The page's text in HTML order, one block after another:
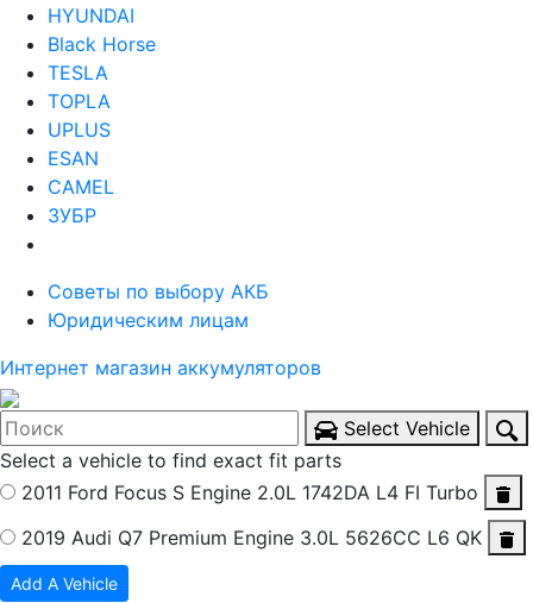
HYUNDAI
Black Horse
TESLA
TOPLA
UPLUS
ESAN
CAMEL
ЗУБР
Советы по выбору АКБ
Юридическим лицам
Интернет магазин аккумуляторов
Select Vehicle
Select a vehicle to find exact fit parts
2011 Ford Focus S Engine 2.0L 1742DA L4 FI Turbo
2019 Audi Q7 Premium Engine 3.0L 5626CC L6 QK
Add A Vehicle